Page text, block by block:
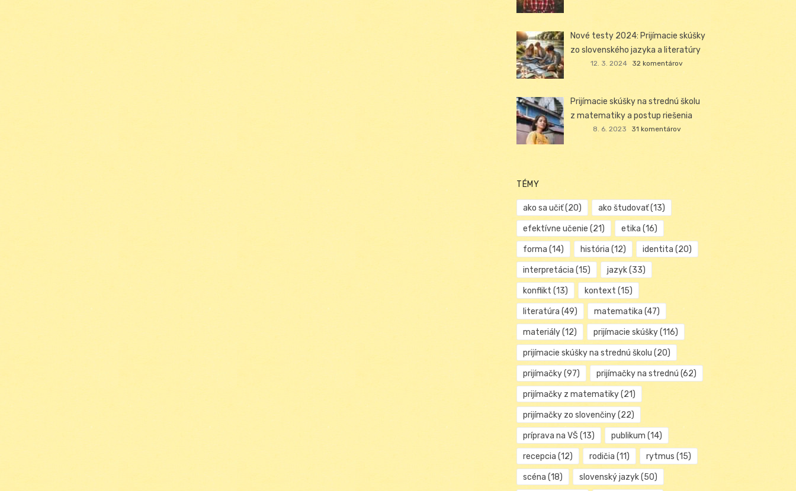
Nové testy 2024: Prijímacie skúšky
zo slovenského jazyka a literatúry
12. 3. 2024 32 komentárov
Prijímacie skúšky na strednú školu
z matematiky a postup riešenia
8. 6. 2023 31 komentárov
TÉMY
ako sa učiť(20) ako študovať(13)
efektívne učenie (21) etika (16)
forma (14) história (12) identita (20)
interpretácia (15) jazyk(33)
konflikt (13) kontext (15)
literatúra (49) matematika (47)
materiály(12) prijímacie skúšky(116)
prijímacie skúšky na strednú školu (20)
prijímačky(97) prijímačky na strednú (62)
prijímačky z matematiky(21)
prijímačky zo slovenčiny(22)
príprava na VŠ (13) publikum (14)
recepcia (12) rodičia (11) rytmus (15)
scéna (18) slovenský jazyk(50)